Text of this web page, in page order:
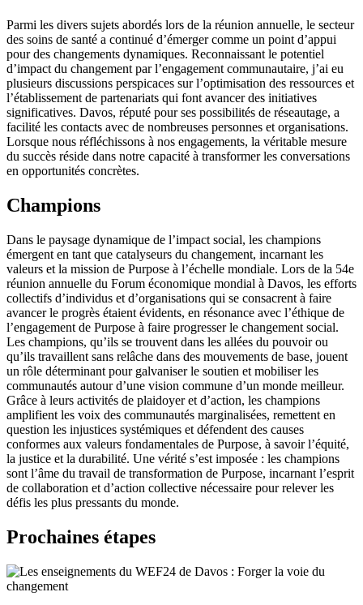
Parmi les divers sujets abordés lors de la réunion annuelle, le secteur
des soins de santé a continué d’émerger comme un point d’appui
pour des changements dynamiques. Reconnaissant le potentiel
d’impact du changement par l’engagement communautaire, j’ai eu
plusieurs discussions perspicaces sur l’optimisation des ressources et
l’établissement de partenariats qui font avancer des initiatives
significatives. Davos, réputé pour ses possibilités de réseautage, a
facilité les contacts avec de nombreuses personnes et organisations.
Lorsque nous réfléchissons à nos engagements, la véritable mesure
du succès réside dans notre capacité à transformer les conversations
en opportunités concrètes.
Champions
Dans le paysage dynamique de l’impact social, les champions
émergent en tant que catalyseurs du changement, incarnant les
valeurs et la mission de Purpose à l’échelle mondiale. Lors de la 54e
réunion annuelle du Forum économique mondial à Davos, les efforts
collectifs d’individus et d’organisations qui se consacrent à faire
avancer le progrès étaient évidents, en résonance avec l’éthique de
l’engagement de Purpose à faire progresser le changement social.
Les champions, qu’ils se trouvent dans les allées du pouvoir ou
qu’ils travaillent sans relâche dans des mouvements de base, jouent
un rôle déterminant pour galvaniser le soutien et mobiliser les
communautés autour d’une vision commune d’un monde meilleur.
Grâce à leurs activités de plaidoyer et d’action, les champions
amplifient les voix des communautés marginalisées, remettent en
question les injustices systémiques et défendent des causes
conformes aux valeurs fondamentales de Purpose, à savoir l’équité,
la justice et la durabilité. Une vérité s’est imposée : les champions
sont l’âme du travail de transformation de Purpose, incarnant l’esprit
de collaboration et d’action collective nécessaire pour relever les
défis les plus pressants du monde.
Prochaines étapes